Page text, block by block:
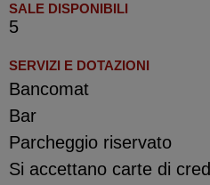
SALE DISPONIBILI
5
SERVIZI E DOTAZIONI
Bancomat
Bar
Parcheggio riservato
Si accettano carte di